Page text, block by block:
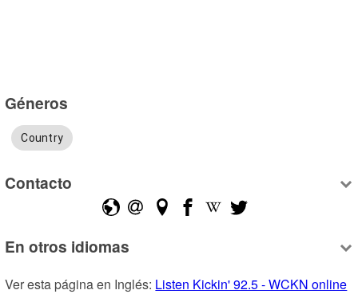
Géneros
Country
Contacto
En otros idiomas
Ver esta página en Inglés: Listen Kickin' 92.5 - WCKN online